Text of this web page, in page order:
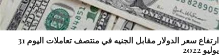
ارتفاع سعر الدولار مقابل الجنيه في منتصف تعاملات اليوم 31
2022